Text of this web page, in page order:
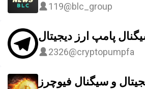
119@blc_group
پامپ ارز دیجیتال
2326@cryptopumpfa
و سیگنال فیوچرز